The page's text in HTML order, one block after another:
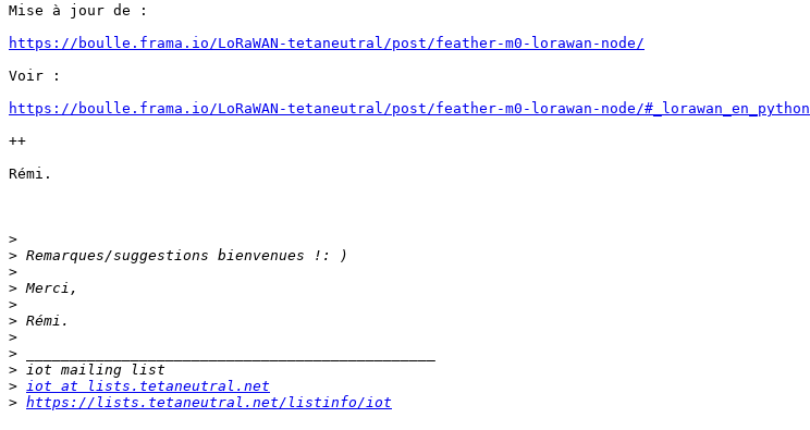
Mise à jour de :
https://boulle.frama.io/LoRaWAN-tetaneutral/post/feather-m0-lorawan-node/
Voir :
https://boulle.frama.io/LoRaWAN-tetaneutral/post/feather-m0-lorawan-node/#_lorawan_en_python
++
Rémi.
>
>
>
>
>
>
>
>
>
> iot at lists.tetaneutral.net
> https://lists.tetaneutral.net/listinfo/iot